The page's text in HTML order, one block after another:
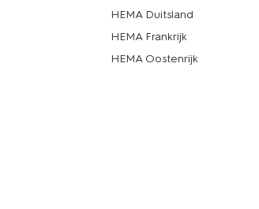
HEMA Duitsland
HEMA Frankrijk
HEMA Oostenrijk